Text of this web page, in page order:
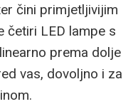
čini primjetljivijim
četiri LED lampe s
prema dolje
vas, dovoljno i za